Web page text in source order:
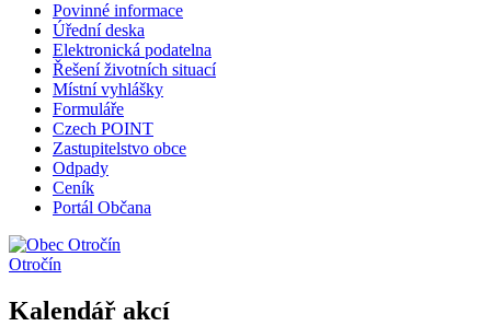
Povinné informace
Úřední deska
Elektronická podatelna
Řešení životních situací
Místní vyhlášky
Formuláře
Czech POINT
Zastupitelstvo obce
Odpady
Ceník
Portál Občana
Otročín
Kalendář akcí